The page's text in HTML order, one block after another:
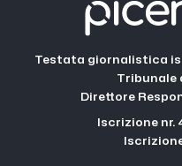
Testata giornalistica
Tribunale
Direttore
Iscrizione nr.